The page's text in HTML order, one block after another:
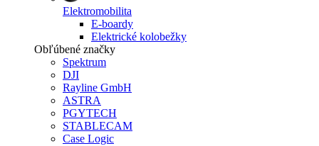
Elektromobilita
E-boardy
Elektrické kolobežky
Obľúbené značky
Spektrum
DJI
Rayline GmbH
ASTRA
PGYTECH
STABLECAM
Case Logic